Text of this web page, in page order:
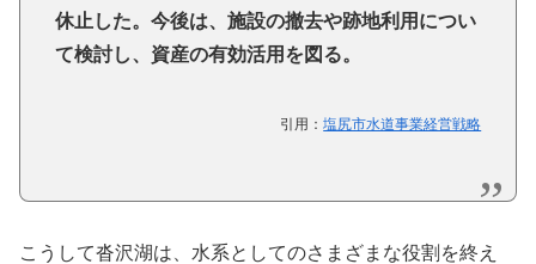
休止した。今後は、施設の撤去や跡地利用につい
て検討し、資産の有効活用を図る。
引用：塩尻市水道事業経営戦略
こうして沓沢湖は、水系としてのさまざまな役割を終え